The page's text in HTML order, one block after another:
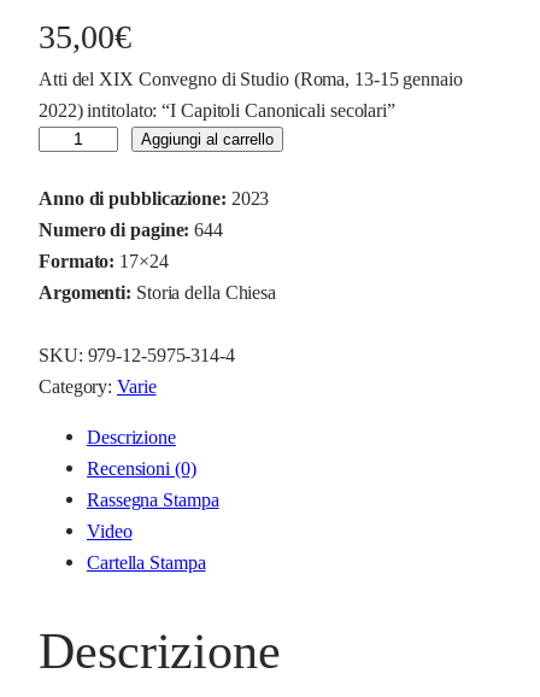
35,00€
Atti del XIX Convegno di Studio (Roma, 13-15 gennaio
2022) intitolato: “I Capitoli Canonicali secolari”
i
e
s
a
S
t
2
0
Aggiungi al carrello
Anno di pubblicazione: 2023
Numero di pagine: 644
Formato: 17×24
Argomenti: Storia della Chiesa
SKU: 979-12-5975-314-4
Category:Varie
Descrizione
Recensioni (0)
Rassegna Stampa
Video
Cartella Stampa
Descrizione